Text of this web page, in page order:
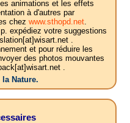
animations et les effets
à d'autres par
chez www.sthopd.net.
expédiez votre suggestions
.
et pour réduire les
des photos mouvantes
.
Nature.